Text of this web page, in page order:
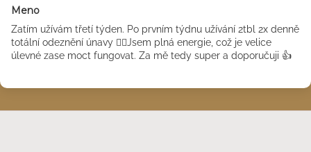
Meno
Zatím užívám třetí týden. Po prvním týdnu užívání 2tbl 2x denně
totální odeznění únavy 👌🏻Jsem plná energie, což je velice
úlevné zase moct fungovat. Za mě tedy super a doporučuji 👍